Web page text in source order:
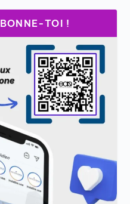
TOI !